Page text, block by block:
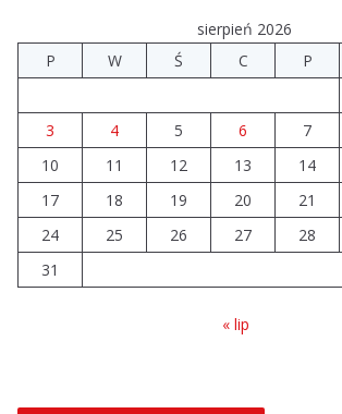
sierpień 2026
P
W Ś C P
3
4 5 6 7
10
11 12 13 14
17
18 19 20 21
24
25 26 27 28
31
« lip